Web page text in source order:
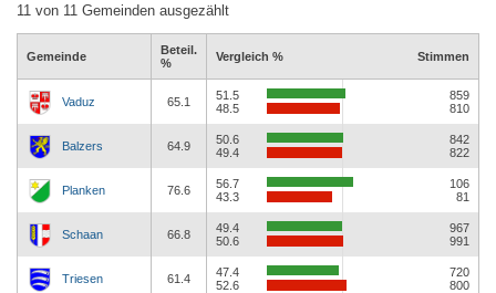
11 von 11 Gemeinden ausgezählt
Gemeinde
Beteil.
%
Vergleich % Stimmen
Vaduz 65.1
51.5
48.5
859
810
Balzers 64.9
50.6
49.4
842
822
Planken 76.6
56.7
43.3
106
81
Schaan 66.8
49.4
50.6
967
991
Triesen 61.4
47.4
52.6
720
800